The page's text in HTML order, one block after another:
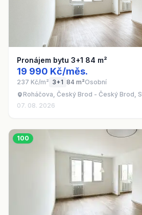
Pronájem bytu 3+1 84 m²
19 990 Kč/měs.
237 Kč/m² 3+1 84 m²Osobní
Roháčova, Český Brod - Český Brod,
07. 08. 2026
100